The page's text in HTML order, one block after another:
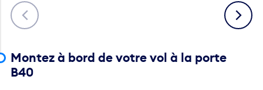
Précédent Suivant
Montez à bord de votre vol à la porte
B40